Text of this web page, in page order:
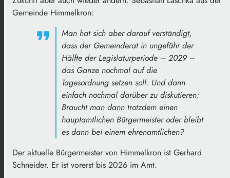
Gemeinde Himmelkron:
Man hat sich aber darauf verständigt,
dass der Gemeinderat in ungefähr der
Hälfte der Legislaturperiode – 2029 –
das Ganze nochmal auf die
Tagesordnung setzen soll. Und dann
einfach nochmal darüber zu diskutieren:
Braucht man dann trotzdem einen
hauptamtlichen Bürgermeister oder bleibt
es dann bei einem ehrenamtlichen?
Der aktuelle Bürgermeister von Himmelkron ist Gerhard
Schneider. Er ist vorerst bis 2026 im Amt.